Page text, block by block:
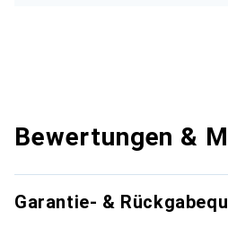
Bewertungen &
Garantie- &